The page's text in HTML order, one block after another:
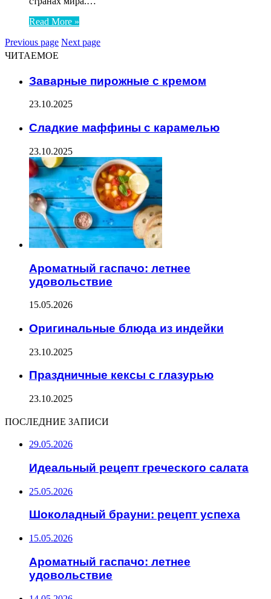
Read More »
Previous page Next page
ЧИТАЕМОЕ
Заварные пирожные с кремом
23.10.2025
Сладкие маффины с карамелью
23.10.2025
Ароматный гаспачо: летнее
удовольствие
15.05.2026
Оригинальные блюда из индейки
23.10.2025
Праздничные кексы с глазурью
23.10.2025
ПОСЛЕДНИЕ ЗАПИСИ
29.05.2026
Идеальный рецепт греческого салата
25.05.2026
Шоколадный брауни: рецепт успеха
15.05.2026
Ароматный гаспачо: летнее
удовольствие